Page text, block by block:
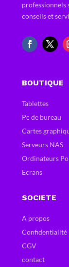
professionnels
conseils et
BOUTIQUE
Tablettes
Pc de bureau
Cartes
Serveurs NAS
Ordinateurs
Ecrans
SOCIETE
A propos
Confidentialité
CGV
contact